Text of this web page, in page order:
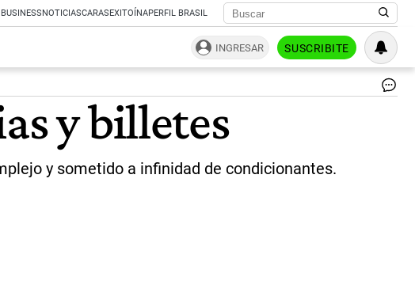
BUSINESSNOTICIASCARASEXITOÍNAPERFIL BRASIL
INGRESAR SUSCRIBITE
y billetes
y sometido a infinidad de condicionantes.